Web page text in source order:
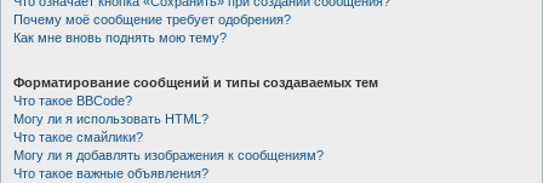
Почему моё сообщение требует одобрения?
Как мне вновь поднять мою тему?
Форматирование сообщений и типы создаваемых тем
Что такое BBCode?
Могу ли я использовать HTML?
Что такое смайлики?
Могу ли я добавлять изображения к сообщениям?
Что такое важные объявления?